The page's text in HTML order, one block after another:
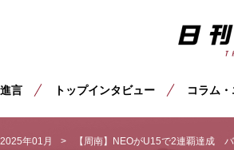
言 トップインタビュー コラム
2025年01月 【周南】NEOがU15で2連覇達成